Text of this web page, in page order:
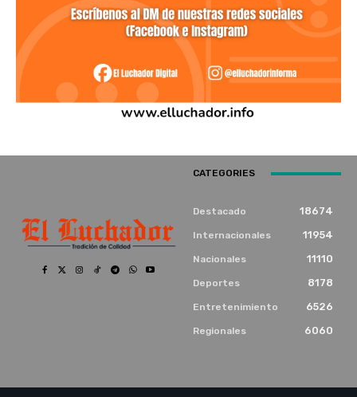
CATEGORIES
Destacado 18674
Internacionales 11954
Nacionales 11110
Deportes 8178
Entretenimiento 6526
Regionales 6060